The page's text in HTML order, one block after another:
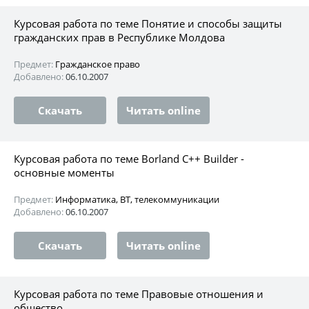
Курсовая работа по теме Понятие и способы защиты
гражданских прав в Республике Молдова
Предмет: Гражданское право
Добавлено:06.10.2007
Скачать Читать online
Курсовая работа по теме Borland C++ Builder -
основные моменты
Предмет: Информатика, ВТ, телекоммуникации
Добавлено:06.10.2007
Скачать Читать online
Курсовая работа по теме Правовые отношения и